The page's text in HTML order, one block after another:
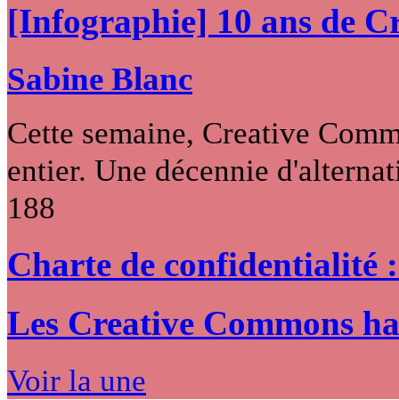
[Infographie] 10 ans de
Sabine Blanc
Cette semaine, Creative
entier. Une décennie
188
Charte de confidentialité
Les Creative Commons
Voir la une